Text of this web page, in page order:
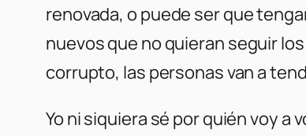
renovada, o puede ser que
nuevos que no quieran seguir
corrupto, las personas van a
Yo ni siquiera sé por quién voy a